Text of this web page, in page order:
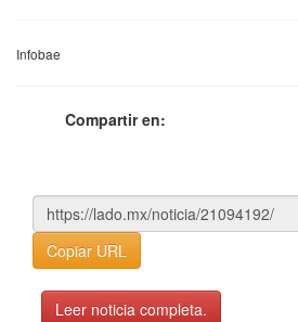
Infobae
Compartir en:
Copiar URL
Leer noticia completa.